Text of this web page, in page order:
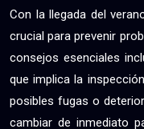
Con la llegada del
crucial para prevenir
consejos esenciales
que implica la
posibles fugas o
cambiar de inmediato